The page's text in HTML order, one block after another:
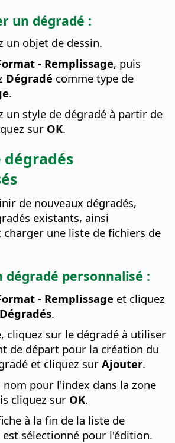
un dégradé :
un objet de dessin.
- Remplissage, puis
Dégradé comme type de
.
un style de dégradé à partir de
sur OK.
dégradés
de nouveaux dégradés,
existants, ainsi
une liste de fichiers de
dégradé personnalisé :
- Remplissage et cliquez
Dégradés.
cliquez sur le dégradé à utiliser
de départ pour la création du
et cliquez sur Ajouter.
nom pour l'index dans la zone
cliquez sur OK.
à la fin de la liste de
est sélectionné pour l'édition.